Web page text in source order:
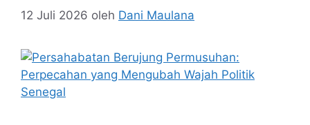
12 Juli 2026 oleh Dani Maulana